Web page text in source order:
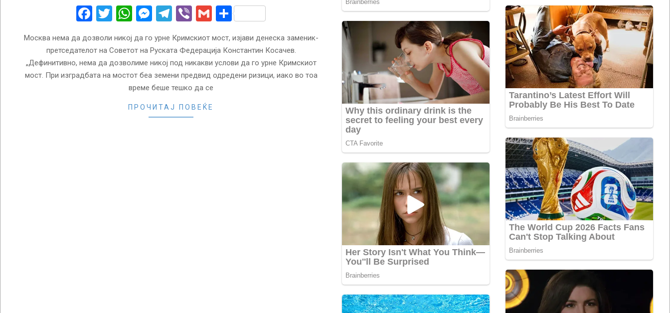
Facebook
Twitter
WhatsApp
Messenger
Telegram
ViberGmailShare
Москва нема да дозволи никој да го урне Кримскиот мост, изјави денеска заменик-
претседателот на Советот на Руската Федерација Константин Косачев.
„Дефинитивно, нема да дозволиме никој под никакви услови да го урне Кримскиот
мост. При изградбата на мостот беа земени предвид одредени ризици, иако во тоа
време беше тешко да се
ПРОЧИТАЈ ПОВЕЌЕ